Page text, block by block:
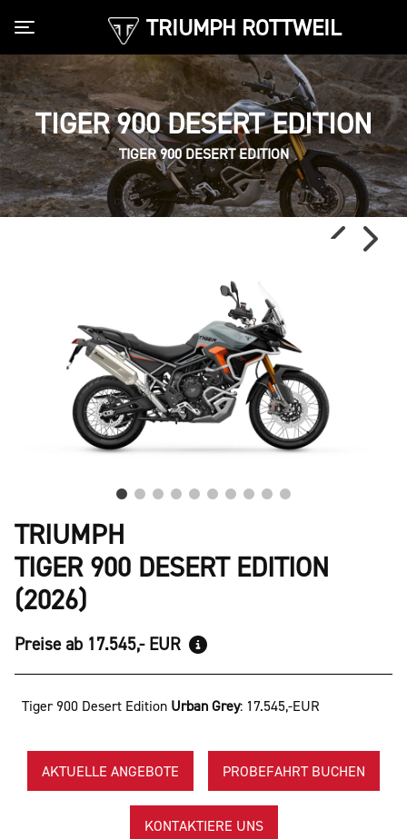
TRIUMPH ROTTWEIL
Toggle navigation
TIGER 900 DESERT EDITION
TIGER 900 DESERT EDITION
TRIUMPH
TIGER 900 DESERT EDITION
(2026)
Preise ab 17.545,- EUR
Tiger 900 Desert Edition Urban Grey: 17.545,-EUR
PROBEFAHRT BUCHEN
AKTUELLE ANGEBOTE
KONTAKTIERE UNS